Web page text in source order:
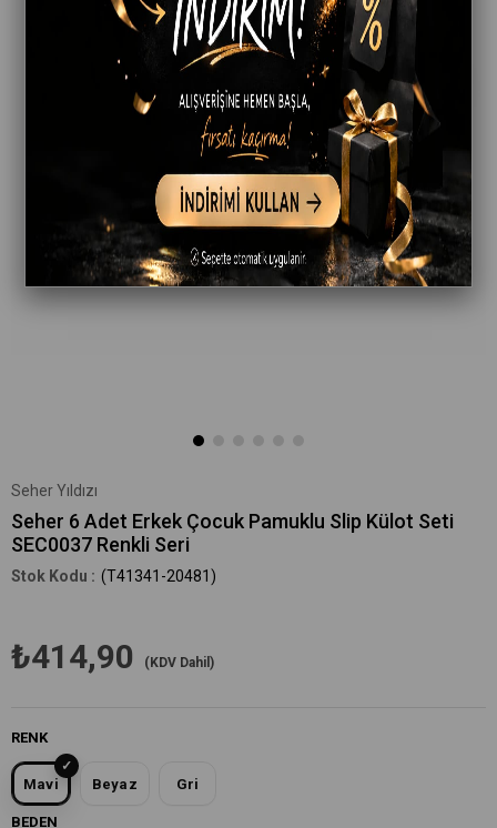
Seher Yıldızı
Seher 6 Adet Erkek Çocuk Pamuklu Slip Külot Seti
SEC0037 Renkli Seri
(T41341-20481)
₺414,90 (KDV Dahil)
RENK
Mavi Beyaz Gri
BEDEN